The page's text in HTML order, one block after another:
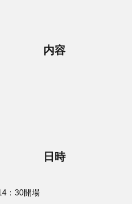
内容
日時
：30開場